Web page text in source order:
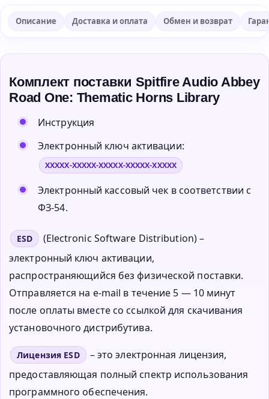
Описание Доставка и оплата Обмен и возврат
Комплект поставки Spitfire Audio Abbey
Road One: Thematic Horns Library
Инструкция
Электронный ключ активации:
XXXXX-XXXXX-XXXXX-XXXXX-XXXXX
Электронный кассовый чек в соответствии с
ФЗ-54.
ESD
(Electronic Software Distribution) –
электронный ключ активации,
распространяющийся без физической поставки.
Отправляется на e-mail в течение 5 — 10 минут
после оплаты вместе со ссылкой для скачивания
установочного дистрибутива.
Лицензия ESD
– это электронная лицензия,
предоставляющая полный спектр использования
программного обеспечения.